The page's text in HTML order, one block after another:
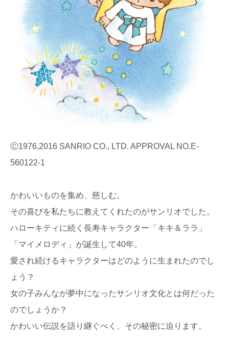
Ⓒ1976,2016 SANRIO CO., LTD. APPROVAL NO.E-
560122-1
かわいいものを集め、慈しむ。
その喜びを私たちに教えてくれたのがサンリオでした。
ハローキティに続く長寿キャラクター「キキ＆ララ」
「マイメロディ」が誕生して40年。
愛され続けるキャラクターはどのように生まれたのでし
ょう？
女の子みんなが夢中になったサンリオ文化とは何だった
のでしょうか？
かわいい伝説を語り継ぐべく、その秘密に迫ります。